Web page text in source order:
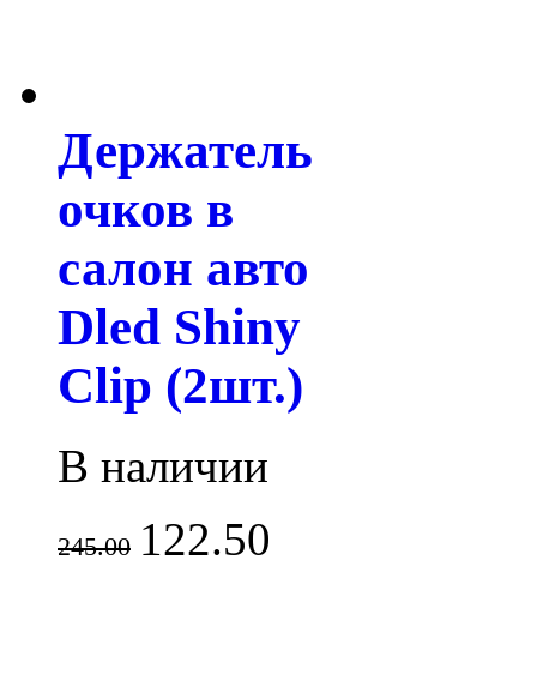
Держатель
очков в
салон авто
Dled Shiny
Clip (2шт.)
В наличии
245.00 122.50